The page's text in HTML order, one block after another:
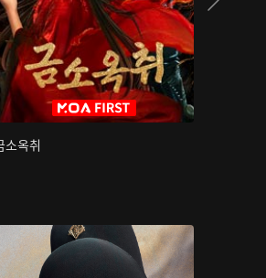
소옥취